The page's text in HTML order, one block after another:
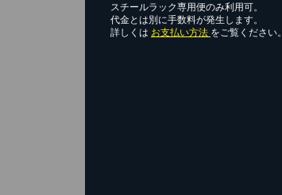
スチールラック専用便のみ利用可。
代金とは別に手数料が発生します。
詳しくは お支払い方法 をご覧ください。